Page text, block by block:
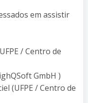
em assistir
/ Centro de
GmbH )
(UFPE / Centro de